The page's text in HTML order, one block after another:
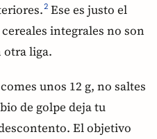
2 Ese es justo el
integrales no son
otra liga.
unos 12 g, no saltes
de golpe deja tu
El objetivo